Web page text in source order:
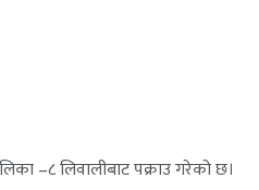
–८ लिवालीबाट पक्राउ गरेको छ।